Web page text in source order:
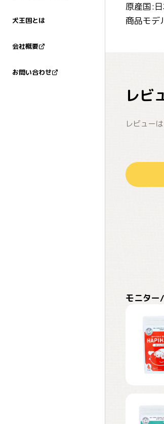
犬王国とは
会社概要
お問い合わせ
原産国:
商品モデ
レビ
レビュー
モニター